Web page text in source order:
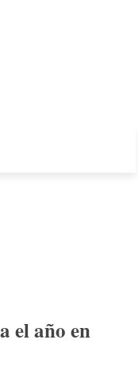
el año en